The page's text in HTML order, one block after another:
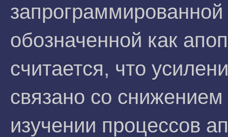
обозначенной как
считается, что
связано со
изучении процессов